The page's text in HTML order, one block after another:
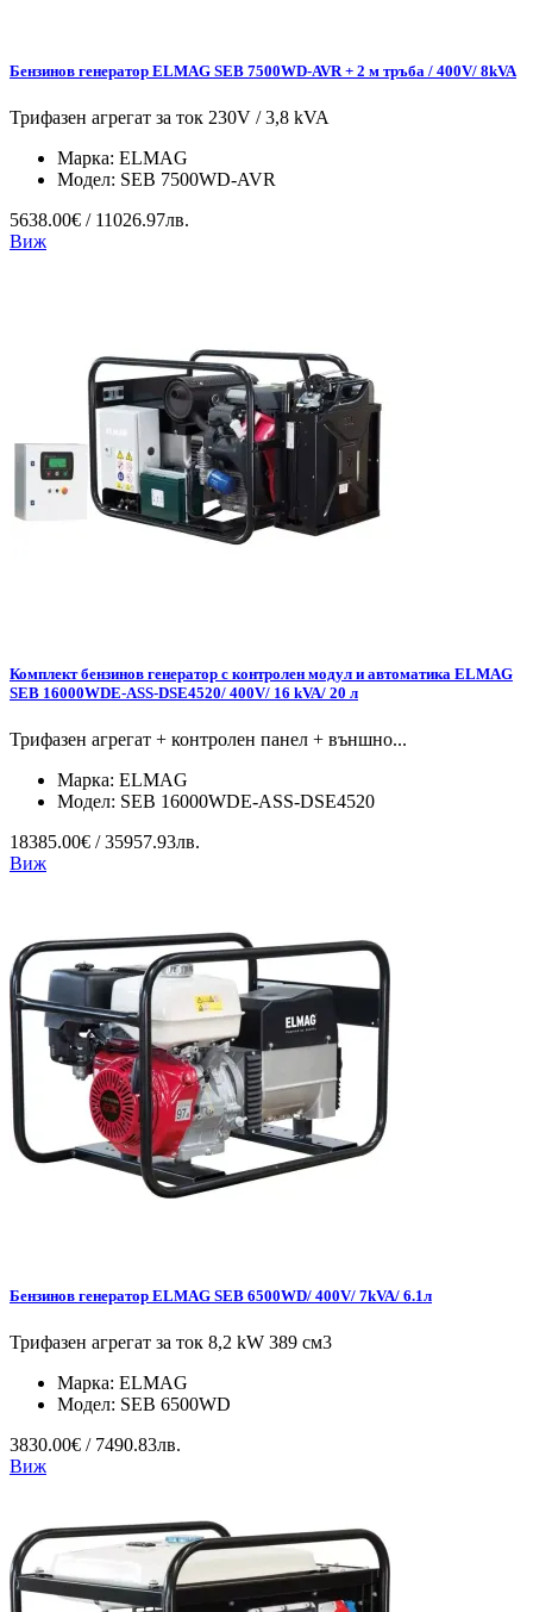
Бензинов генератор ELMAG SEB 7500WD-AVR + 2 м тръба / 400V/ 8kVA
Трифазен агрегат за ток 230V / 3,8 kVA
Марка: ELMAG
Модел: SEB 7500WD-AVR
5638.00€ / 11026.97лв.
Виж
Комплект бензинов генератор с контролен модул и автоматика ELMAG
SEB 16000WDE-ASS-DSE4520/ 400V/ 16 kVA/ 20 л
Трифазен агрегат + контролен панел + външно...
Марка: ELMAG
Модел: SEB 16000WDE-ASS-DSE4520
18385.00€ / 35957.93лв.
Виж
Бензинов генератор ELMAG SEB 6500WD/ 400V/ 7kVA/ 6.1л
Трифазен агрегат за ток 8,2 kW 389 см3
Марка: ELMAG
Модел: SEB 6500WD
3830.00€ / 7490.83лв.
Виж